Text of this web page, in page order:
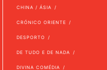
CHINA / ÁSIA
CRÓNICO ORIENTE
DESPORTO
DE TUDO E DE NADA
DIVINA COMÉDIA